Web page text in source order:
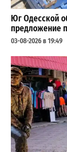
Юг Одесской
предложение
03-08-2026 в 19:49